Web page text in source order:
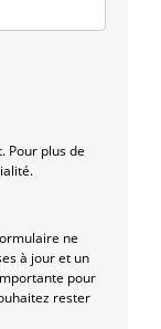
Pour plus de
ne
à jour et un
pour
rester